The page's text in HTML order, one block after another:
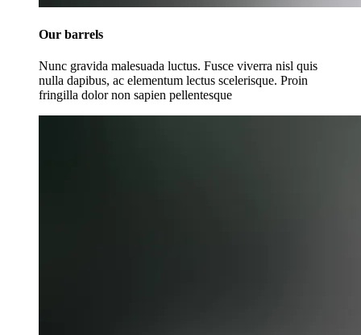
Our barrels
Nunc gravida malesuada luctus. Fusce viverra nisl quis
nulla dapibus, ac elementum lectus scelerisque. Proin
fringilla dolor non sapien pellentesque